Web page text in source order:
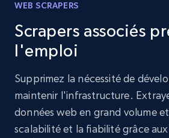
WEB SCRAPERS
Scrapers associés
l'emploi
Supprimez la nécessité de
maintenir l'infrastructure.
données web en grand volume
scalabilité et la fiabilité grâce